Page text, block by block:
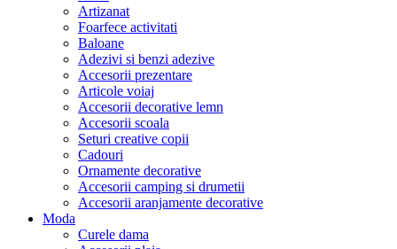
Artizanat
Foarfece activitati
Baloane
Adezivi si benzi adezive
Accesorii prezentare
Articole voiaj
Accesorii decorative lemn
Accesorii scoala
Seturi creative copii
Cadouri
Ornamente decorative
Accesorii camping si drumetii
Accesorii aranjamente decorative
Moda
Curele dama